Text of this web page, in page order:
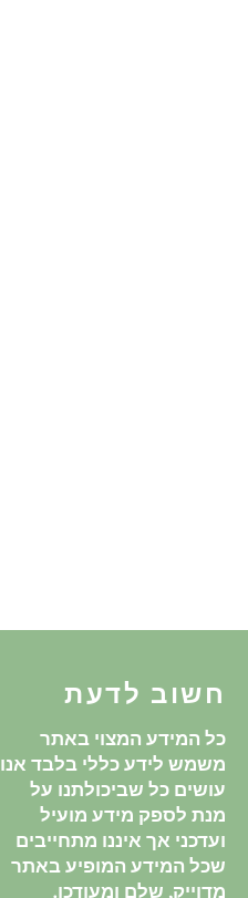
חשוב לדעת
כל המידע המצוי באתר
משמש לידע כללי בלבד אנו
עושים כל שביכולתנו על
מנת לספק מידע מועיל
ועדכני אך איננו מתחייבים
שכל המידע המופיע באתר
מדוייק, שלם ומעודכן.